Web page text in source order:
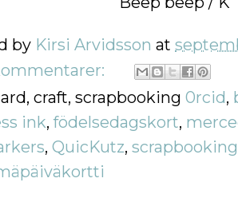
by Kirsi Arvidsson at
craft, scrapbooking0rcid,
ink,födelsedagskort,
,QuicKutz,scrapbooking